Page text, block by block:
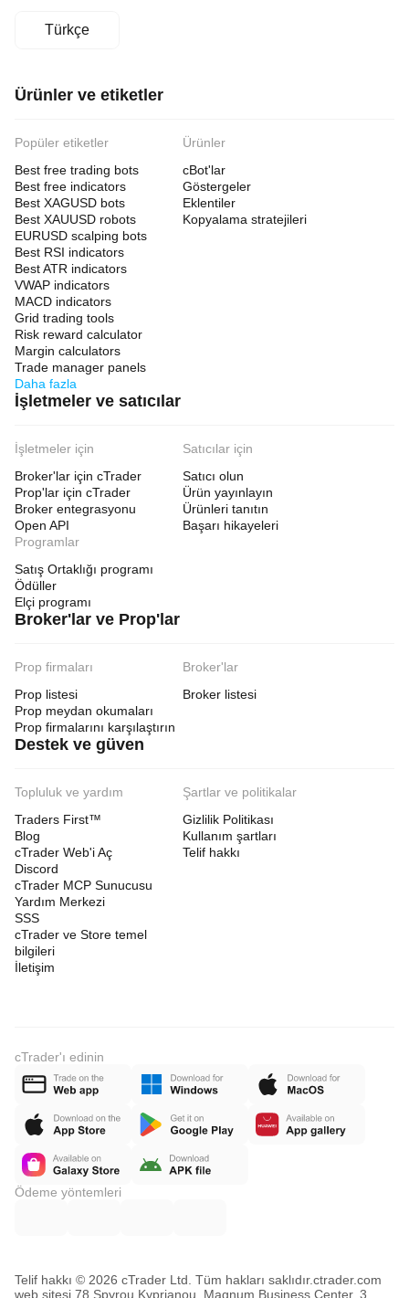
Türkçe
Ürünler ve etiketler
Popüler etiketler
Best free trading bots
Best free indicators
Best XAGUSD bots
Best XAUUSD robots
EURUSD scalping bots
Best RSI indicators
Best ATR indicators
VWAP indicators
MACD indicators
Grid trading tools
Risk reward calculator
Margin calculators
Trade manager panels
Daha fazla
Ürünler
cBot'lar
Göstergeler
Eklentiler
Kopyalama stratejileri
İşletmeler ve satıcılar
İşletmeler için
Broker'lar için cTrader
Prop'lar için cTrader
Broker entegrasyonu
Open API
Satıcılar için
Satıcı olun
Ürün yayınlayın
Ürünleri tanıtın
Başarı hikayeleri
Programlar
Satış Ortaklığı programı
Ödüller
Elçi programı
Broker'lar ve Prop'lar
Prop firmaları
Prop listesi
Prop meydan okumaları
Prop firmalarını karşılaştırın
Broker'lar
Broker listesi
Destek ve güven
Topluluk ve yardım
Traders First™
Blog
cTrader Web'i Aç
Discord
cTrader MCP Sunucusu
Yardım Merkezi
SSS
cTrader ve Store temel
bilgileri
İletişim
Şartlar ve politikalar
Gizlilik Politikası
Kullanım şartları
Telif hakkı
cTrader'ı edinin
Ödeme yöntemleri
Telif hakkı © 2026 cTrader Ltd. Tüm hakları saklıdır.ctrader.com
web sitesi 78 Spyrou Kyprianou, Magnum Business Center, 3.